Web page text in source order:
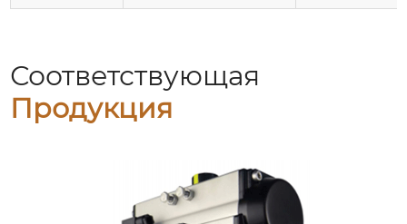
Соответствующая
Продукция